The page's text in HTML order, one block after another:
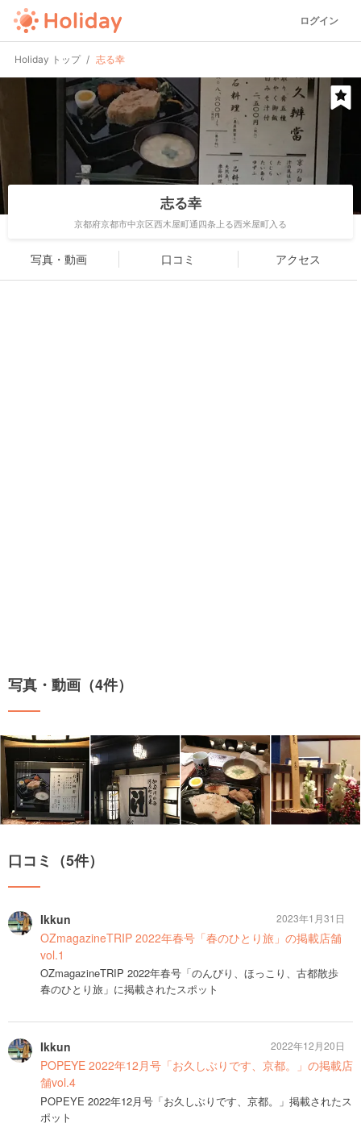
ログイン
Holiday トップ 志る幸
志る幸
京都府京都市中京区西木屋町通四条上る西米屋町入る
写真・動画 口コミ アクセス
写真・動画（4件）
口コミ（5件）
Ikkun
OZmagazineTRIP 2022年春号「春のひとり旅」の掲載店舗
vol.1
OZmagazineTRIP 2022年春号「のんびり、ほっこり、古都散歩
春のひとり旅」に掲載されたスポット
2023年1月31日
Ikkun
POPEYE 2022年12月号「お久しぶりです、京都。」の掲載店
舗vol.4
POPEYE 2022年12月号「お久しぶりです、京都。」掲載されたス
ポット
2022年12月20日